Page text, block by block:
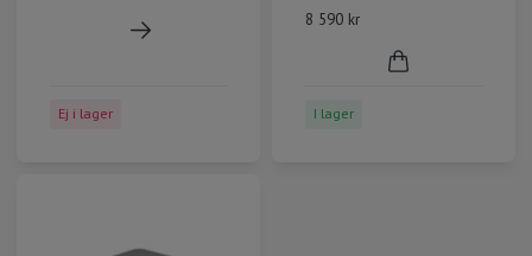
Ej i lager
8 590 kr
I lager